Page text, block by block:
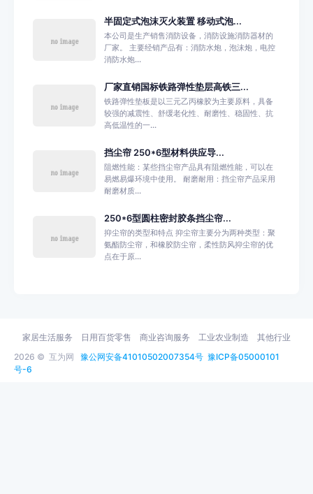
半固定式泡沫灭火装置 移动式泡...
本公司是生产销售消防设备，消防设施消防器材的
厂家。 主要经销产品有：消防水炮，泡沫炮，电控
消防水炮...
厂家直销国标铁路弹性垫层高铁三...
铁路弹性垫板是以三元乙丙橡胶为主要原料，具备
较强的减震性、舒缓老化性、耐磨性、稳固性、抗
高低温性的一...
挡尘帘 250*6型材料供应导...
阻燃性能：某些挡尘帘产品具有阻燃性能，可以在
易燃易爆环境中使用。 耐磨耐用：挡尘帘产品采用
耐磨材质...
250*6型圆柱密封胶条挡尘帘...
抑尘帘的类型和特点 抑尘帘主要分为两种类型：聚
氨酯防尘帘，和橡胶防尘帘，柔性防风抑尘帘的优
点在于原...
2026 © 互为网 豫公网安备41010502007354号 豫ICP备05000101
号-6
家居生活服务 日用百货零售 商业咨询服务 工业农业制造 其他行业